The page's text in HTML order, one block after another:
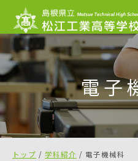
このページの本文へ
電子
現
トップ / 学科紹介 / 電子機械科